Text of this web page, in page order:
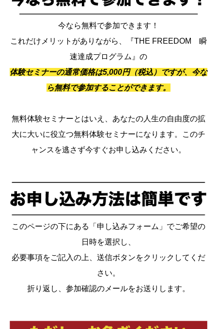
今なら無料で参加できます！
これだけメリットがありながら、『THE FREEDOM 瞬
速達成プログラム』の
体験セミナーの通常価格は5,000円（税込）ですが、今な
ら無料で参加することができます。
無料体験セミナーとはいえ、あなたの人生の自由度の拡
大に大いに役立つ無料体験セミナーになります。このチ
ャンスを逃さず今すぐお申し込みください。
このページの下にある「申し込みフォーム」でご希望の
日時を選択し、
必要事項をご記入の上、送信ボタンをクリックしてくだ
さい。
折り返し、参加確認のメールをお送りします。